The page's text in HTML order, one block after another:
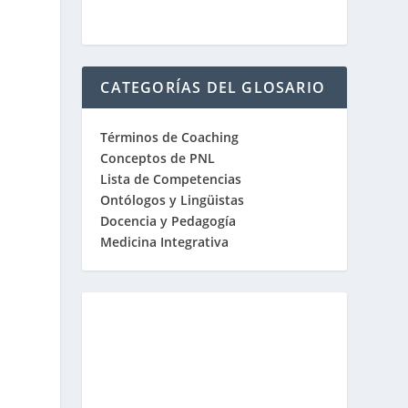
CATEGORÍAS DEL GLOSARIO
Términos de Coaching
Conceptos de PNL
Lista de Competencias
Ontólogos y Lingüistas
Docencia y Pedagogía
Medicina Integrativa